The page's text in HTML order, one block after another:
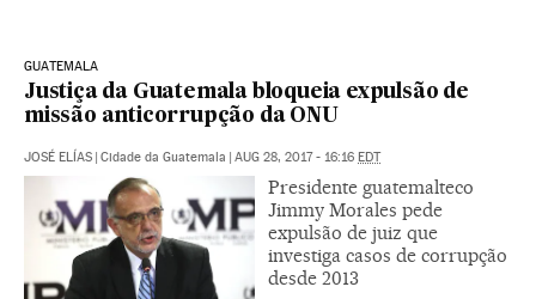
GUATEMALA
Justiça da Guatemala bloqueia expulsão de
missão anticorrupção da ONU
JOSÉ ELÍAS Cidade da Guatemala AUG 28, 2017 - 16:16 EDT
Presidente guatemalteco
Jimmy Morales pede
expulsão de juiz que
investiga casos de corrupção
desde 2013